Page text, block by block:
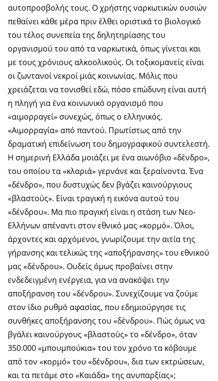
αυτοπροσβολής τους. Ο χρήστης ναρκωτικών ουσιών
πεθαίνει κάθε μέρα πριν έλθει οριστικά το βιολογικό
του τέλος συνεπεία της δηλητηρίασης του
οργανισμού του από τα ναρκωτικά, όπως γίνεται και
με τους χρόνιους αλκοολικούς. Οι τοξικομανείς είναι
οι ζωντανοί νεκροί μιάς κοινωνίας. Μόλις που
χρειάζεται να τονισθεί εδώ, πόσο επώδυνη είναι αυτή
η πληγή για ένα κοινωνικό οργανισμό που
«αιμορραγεί» συνεχώς, όπως ο ελληνικός.
«Αιμορραγία» από παντού. Πρωτίστως από την
δραματική επιδείνωση του δημογραφικού συντελεστή.
Η σημερινή Ελλάδα μοιάζει με ένα αιωνόβιο «δένδρο»,
του οποίου τα «κλαριά» γερνάνε και ξεραίνοντα. Ένα
«δένδρο», που δυστυχώς δεν βγάζει καινούργιους
«βλαστούς». Είναι τραγική η εικόνα αυτού του
«δένδρου». Μα πιο πραγική είναι η στάση των Νεο-
Ελλήνων απέναντι στον εθνικό μας «κορμό». Όλοι,
άρχοντες και αρχόμενοι, γνωρίζουμε την αιτία της
γήρανσης και τελικώς της «αποξήρανσης» του εθνικού
μας «δένδρου». Ουδείς όμως προβαίνει στην
ενδεδειγμένη ενέργεια, για να ανακόψει την
αποξήρανση του «δένδρου». Συνεχίζουμε να ζούμε
στον ίδιο ρυθμό αφασίας, που εδημιούργησε τις
συνθήκες αποξήρανσης του «δένδρου». Πώς όμως να
βγάλει καινούργους «βλαστούς» το «δένδρο», όταν
350.000 «μπουμπούκια» του τον χρόνο τα κόβουμε
από τον «κορμό» του «δένδρου», δια των εκτρώσεων,
και τα πετάμε στο «Καιάδα» της ανυπαρξίας»;